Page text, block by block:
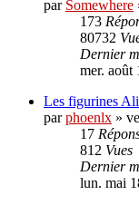
par Somewhere
173
80732
Dernier
mer. août
Les figurines
parphoenlx »
17
812 Vues
Dernier
lun. mai